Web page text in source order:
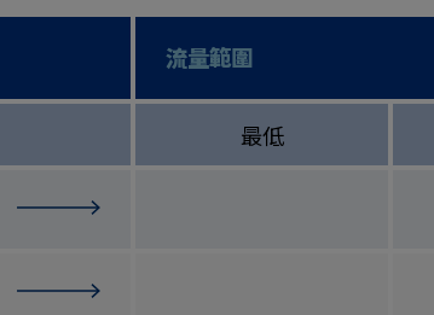
流量範圍
最低